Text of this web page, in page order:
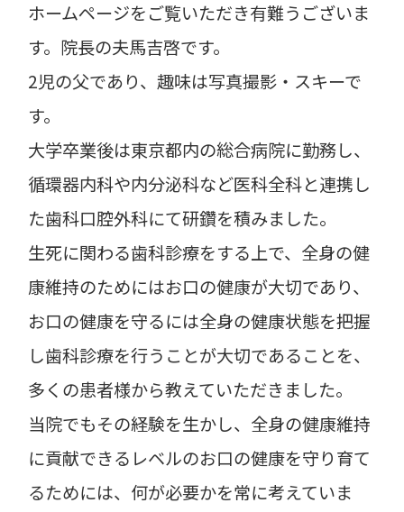
ホームページをご覧いただき有難うございま
す。院長の夫馬吉啓です。
2児の父であり、趣味は写真撮影・スキーで
す。
大学卒業後は東京都内の総合病院に勤務し、
循環器内科や内分泌科など医科全科と連携し
た歯科口腔外科にて研鑽を積みました。
生死に関わる歯科診療をする上で、全身の健
康維持のためにはお口の健康が大切であり、
お口の健康を守るには全身の健康状態を把握
し歯科診療を行うことが大切であることを、
多くの患者様から教えていただきました。
当院でもその経験を生かし、全身の健康維持
に貢献できるレベルのお口の健康を守り育て
るためには、何が必要かを常に考えていま